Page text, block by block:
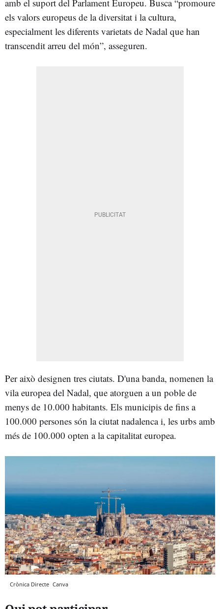
amb el suport del Parlament Europeu. Busca “promoure
els valors europeus de la diversitat i la cultura,
especialment les diferents varietats de Nadal que han
transcendit arreu del món”, asseguren.
Per això designen tres ciutats. D'una banda, nomenen la
vila europea del Nadal, que atorguen a un poble de
menys de 10.000 habitants. Els municipis de fins a
100.000 persones són la ciutat nadalenca i, les urbs amb
més de 100.000 opten a la capitalitat europea.
Crònica Directe Canva